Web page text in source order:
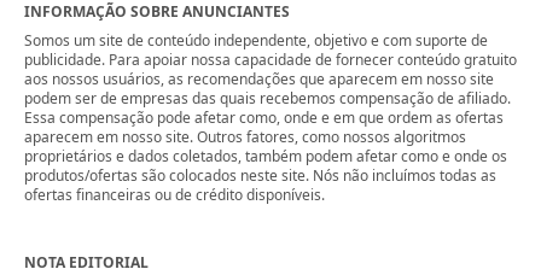
INFORMAÇÃO SOBRE ANUNCIANTES
Somos um site de conteúdo independente, objetivo e com suporte de
publicidade. Para apoiar nossa capacidade de fornecer conteúdo gratuito
aos nossos usuários, as recomendações que aparecem em nosso site
podem ser de empresas das quais recebemos compensação de afiliado.
Essa compensação pode afetar como, onde e em que ordem as ofertas
aparecem em nosso site. Outros fatores, como nossos algoritmos
proprietários e dados coletados, também podem afetar como e onde os
produtos/ofertas são colocados neste site. Nós não incluímos todas as
ofertas financeiras ou de crédito disponíveis.
NOTA EDITORIAL